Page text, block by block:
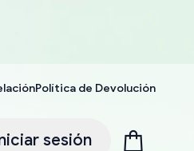
Política de Devolución
sesión